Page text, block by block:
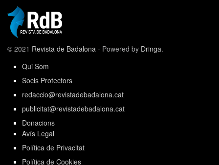
© 2021 Revista de Badalona - Powered by Dringa.
Qui Som
Socis Protectors
redaccio@revistadebadalona.cat
publicitat@revistadebadalona.cat
Donacions
Avís Legal
Política de Privacitat
Política de Cookies